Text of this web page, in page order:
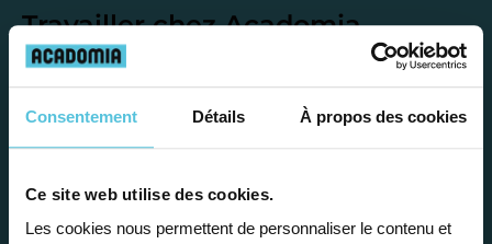
Consentement Détails À propos des cookies
Ce site web utilise des cookies.
Les cookies nous permettent de personnaliser le contenu et
Travailler chez Acadomia
présente de